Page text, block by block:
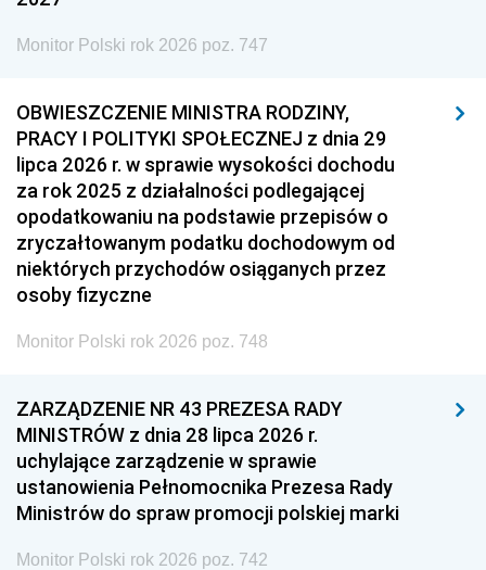
Monitor Polski rok 2026 poz. 747
OBWIESZCZENIE MINISTRA RODZINY,
PRACY I POLITYKI SPOŁECZNEJ z dnia 29
lipca 2026 r. w sprawie wysokości dochodu
za rok 2025 z działalności podlegającej
opodatkowaniu na podstawie przepisów o
zryczałtowanym podatku dochodowym od
niektórych przychodów osiąganych przez
osoby fizyczne
Monitor Polski rok 2026 poz. 748
ZARZĄDZENIE NR 43 PREZESA RADY
MINISTRÓW z dnia 28 lipca 2026 r.
uchylające zarządzenie w sprawie
ustanowienia Pełnomocnika Prezesa Rady
Ministrów do spraw promocji polskiej marki
Monitor Polski rok 2026 poz. 742